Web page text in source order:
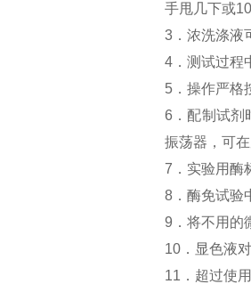
手甩几下或
3．浓洗涤液
4．测试过程
5．操作严格
6．配制试剂
振荡器，可
7．实验用酶
8．酶免试验
9．将不用的
10．显色液
11．超过使